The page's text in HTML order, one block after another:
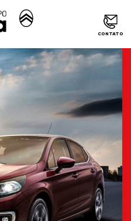
CONTATO